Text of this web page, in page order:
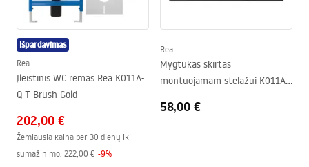
Išpardavimas
Rea
Įleistinis WC rėmas Rea K011A-
Q T Brush Gold
202,00 €
Žemiausia kaina per 30 dienų iki
sumažinimo: 222,00 € -9%
Rea
Mygtukas skirtas
montuojamam stelažui K011A-
58,00 €